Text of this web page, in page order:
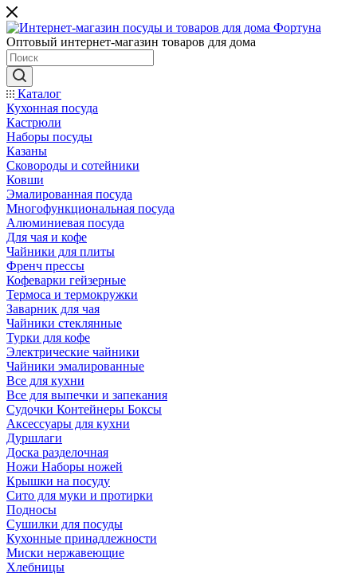
Оптовый интернет-магазин товаров для дома
Каталог
Кухонная посуда
Кастрюли
Наборы посуды
Казаны
Сковороды и сотейники
Ковши
Эмалированная посуда
Многофункциональная посуда
Алюминиевая посуда
Для чая и кофе
Чайники для плиты
Френч прессы
Кофеварки гейзерные
Термоса и термокружки
Заварник для чая
Чайники стеклянные
Турки для кофе
Электрические чайники
Чайники эмалированные
Все для кухни
Все для выпечки и запекания
Судочки Контейнеры Боксы
Аксессуары для кухни
Дуршлаги
Доска разделочная
Ножи Наборы ножей
Крышки на посуду
Сито для муки и протирки
Подносы
Сушилки для посуды
Кухонные принадлежности
Миски нержавеющие
Хлебницы